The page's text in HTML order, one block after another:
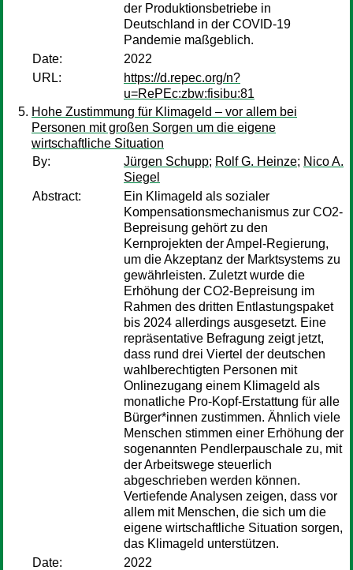
der Produktionsbetriebe in
Deutschland in der COVID-19
Pandemie maßgeblich.
Date:
2022
URL:
https://d.repec.org/n?
u=RePEc:zbw:fisibu:81
Hohe Zustimmung für Klimageld – vor allem bei
Personen mit großen Sorgen um die eigene
wirtschaftliche Situation
By:
Jürgen Schupp; Rolf G. Heinze; Nico A.
Siegel
Abstract:
Ein Klimageld als sozialer
Kompensationsmechanismus zur CO2-
Bepreisung gehört zu den
Kernprojekten der Ampel-Regierung,
um die Akzeptanz der Marktsystems zu
gewährleisten. Zuletzt wurde die
Erhöhung der CO2-Bepreisung im
Rahmen des dritten Entlastungspaket
bis 2024 allerdings ausgesetzt. Eine
repräsentative Befragung zeigt jetzt,
dass rund drei Viertel der deutschen
wahlberechtigten Personen mit
Onlinezugang einem Klimageld als
monatliche Pro-Kopf-Erstattung für alle
Bürger*innen zustimmen. Ähnlich viele
Menschen stimmen einer Erhöhung der
sogenannten Pendlerpauschale zu, mit
der Arbeitswege steuerlich
abgeschrieben werden können.
Vertiefende Analysen zeigen, dass vor
allem mit Menschen, die sich um die
eigene wirtschaftliche Situation sorgen,
das Klimageld unterstützen.
Date:
2022